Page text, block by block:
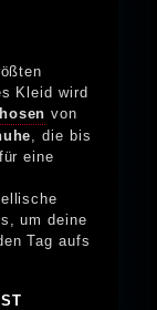
Kleid wird
von
, die bis
eine
um deine
Tag aufs